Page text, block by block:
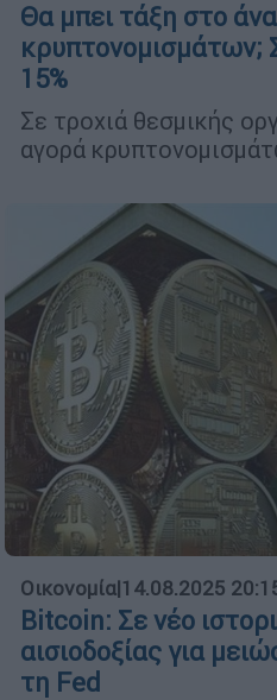
Θα μπει τάξη στο
κρυπτονομισμάτων;
15%
Σε τροχιά θεσμικής
αγορά
Οικονομία|14.08.2025
Bitcoin: Σε νέο
αισιοδοξίας για
τη Fed